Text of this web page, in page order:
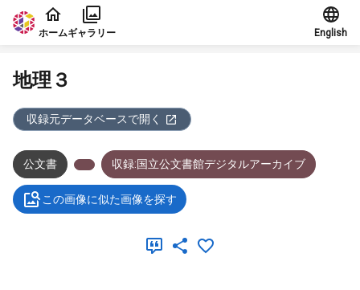
本文に飛ぶ
ホームギャラリー English
地理３
収録元データベースで開く
公文書 収録:国立公文書館デジタルアーカイブ
この画像に似た画像を探す